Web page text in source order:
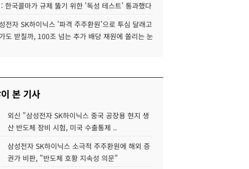
한국콜마가 규제 뚫기 위한 '독성 테스트' 통과했다
전자 SK하이닉스 '파격 주주환원'으로 투심 달래고
도 받칠까, 100조 넘는 추가 배당 재원에 쏠리는 눈
본 기사
외신 "삼성전자 SK하이닉스 중국 공장용 현지 생
산 반도체 장비 시험, 미국 수출통제 ..
삼성전자 SK하이닉스 소극적 주주환원에 해외 증
권가 비판, "반도체 호황 지속성 의문"